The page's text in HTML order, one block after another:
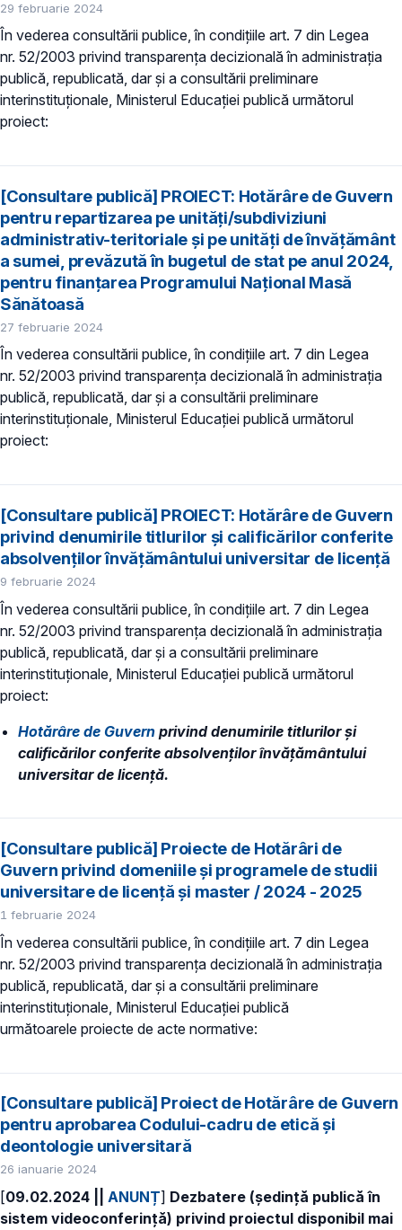
29 februarie 2024
În vederea consultării publice, în condiţiile art. 7 din Legea
nr. 52/2003 privind transparenţa decizională în administraţia
publică, republicată, dar și a consultării preliminare
interinstituționale, Ministerul Educaţiei publică următorul
proiect:
[Consultare publică] PROIECT: Hotărâre de Guvern
pentru repartizarea pe unități/subdiviziuni
administrativ-teritoriale și pe unități de învățământ
a sumei, prevăzută în bugetul de stat pe anul 2024,
pentru finanțarea Programului Național Masă
Sănătoasă
27 februarie 2024
În vederea consultării publice, în condiţiile art. 7 din Legea
nr. 52/2003 privind transparenţa decizională în administraţia
publică, republicată, dar și a consultării preliminare
interinstituționale, Ministerul Educaţiei publică următorul
proiect:
[Consultare publică] PROIECT: Hotărâre de Guvern
privind denumirile titlurilor și calificărilor conferite
absolvenților învățământului universitar de licență
9 februarie 2024
În vederea consultării publice, în condiţiile art. 7 din Legea
nr. 52/2003 privind transparenţa decizională în administraţia
publică, republicată, dar și a consultării preliminare
interinstituționale, Ministerul Educaţiei publică următorul
proiect:
Hotărâre de Guvern privind denumirile titlurilor și
calificărilor conferite absolvenților învățământului
universitar de licență.
[Consultare publică] Proiecte de Hotărâri de
Guvern privind domeniile şi programele de studii
universitare de licență și master / 2024 - 2025
1 februarie 2024
În vederea consultării publice, în condiţiile art. 7 din Legea
nr. 52/2003 privind transparenţa decizională în administraţia
publică, republicată, dar și a consultării preliminare
interinstituționale, Ministerul Educaţiei publică
următoarele proiecte de acte normative:
[Consultare publică] Proiect de Hotărâre de Guvern
pentru aprobarea Codului-cadru de etică şi
deontologie universitară
26 ianuarie 2024
[09.02.2024 || ANUNȚ] Dezbatere (ședință publică în
sistem videoconferință) privind proiectul disponibil mai